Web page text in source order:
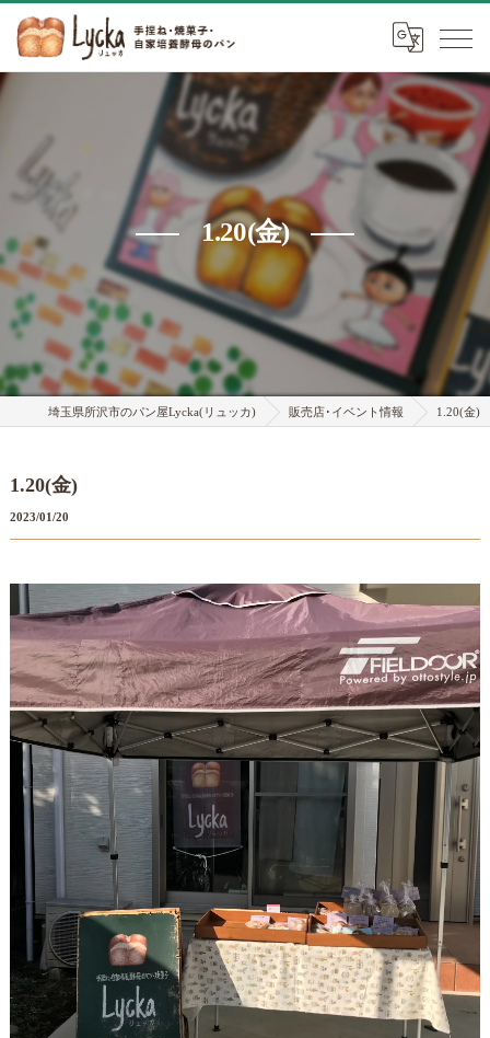
1.20(金)
埼玉県所沢市のパン屋Lycka(リュッカ) 販売店･イベント情報 1.20(金)
1.20(金)
2023/01/20